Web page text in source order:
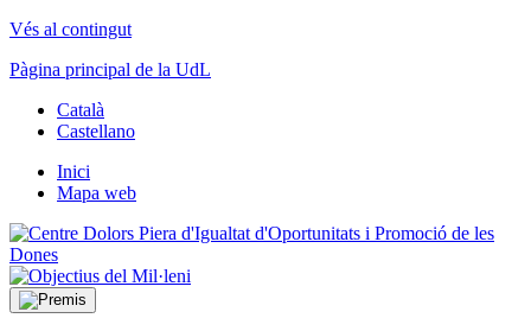
Vés al contingut
Pàgina principal de la UdL
Català
Castellano
Inici
Mapa web